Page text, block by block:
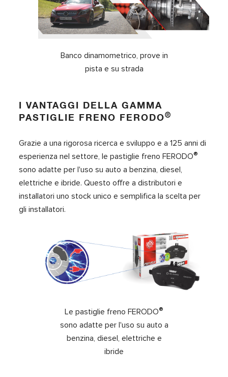
Banco dinamometrico, prove in
pista e su strada
I VANTAGGI DELLA GAMMA
PASTIGLIE FRENO FERODO®
Grazie a una rigorosa ricerca e sviluppo e a 125 anni di
esperienza nel settore, le pastiglie freno FERODO®
sono adatte per l'uso su auto a benzina, diesel,
elettriche e ibride. Questo offre a distributori e
installatori uno stock unico e semplifica la scelta per
gli installatori.
Le pastiglie freno FERODO®
sono adatte per l'uso su auto a
benzina, diesel, elettriche e
ibride